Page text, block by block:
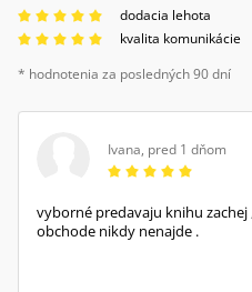
dodacia lehota
kvalita komunikácie
* hodnotenia za posledných 90 dní
Ivana, pred 1 dňom
vyborné predavaju knihu
obchode nikdy nenajde .